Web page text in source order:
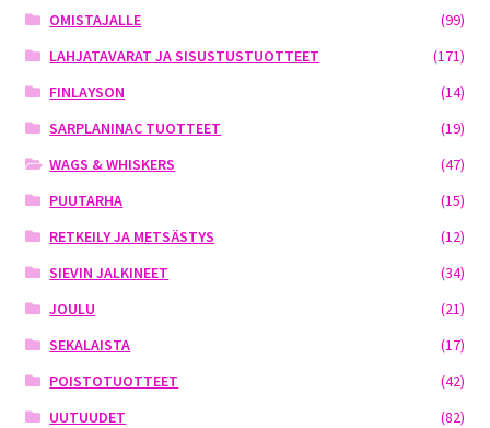
OMISTAJALLE
(99)
LAHJATAVARAT JA SISUSTUSTUOTTEET
(171)
FINLAYSON
(14)
SARPLANINAC TUOTTEET
(19)
WAGS & WHISKERS
(47)
PUUTARHA
(15)
RETKEILY JA METSÄSTYS
(12)
SIEVIN JALKINEET
(34)
JOULU
(21)
SEKALAISTA
(17)
POISTOTUOTTEET
(42)
UUTUUDET
(82)